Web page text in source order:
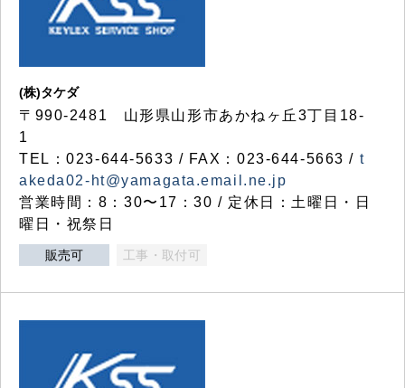
(株)タケダ
〒990-2481 山形県山形市あかねヶ丘3丁目18-
1
TEL：023-644-5633 / FAX：023-644-5663 / t
akeda02-ht@yamagata.email.ne.jp
営業時間：8：30〜17：30 / 定休日：土曜日・日
曜日・祝祭日
販売可 工事・取付可